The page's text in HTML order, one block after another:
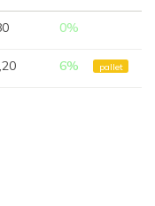
0%
6% pallet